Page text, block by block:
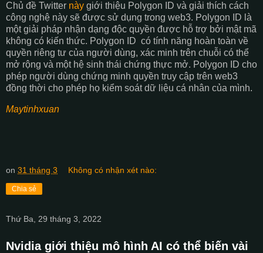
Chủ đề Twitter này giới thiệu Polygon ID và giải thích cách
công nghệ này sẽ được sử dụng trong web3. Polygon ID là
một giải pháp nhận dạng độc quyền được hỗ trợ bởi mật mã
không có kiến ​​thức. Polygon ID có tính năng hoàn toàn về
quyền riêng tư của người dùng, xác minh trên chuỗi có thể
mở rộng và một hệ sinh thái chứng thực mở. Polygon ID cho
phép người dùng chứng minh quyền truy cập trên web3
đồng thời cho phép họ kiểm soát dữ liệu cá nhân của mình.
Maytinhxuan
on 31 tháng 3 Không có nhận xét nào:
Chia sẻ
Thứ Ba, 29 tháng 3, 2022
Nvidia giới thiệu mô hình AI có thể biến vài